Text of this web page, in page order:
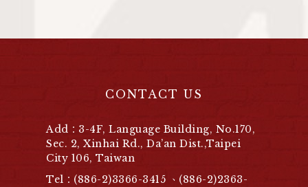
CONTACT US
Add：3-4F, Language Building, No.170,
Sec. 2, Xinhai Rd., Da’an Dist.,Taipei
City 106, Taiwan
Tel：(886-2)3366-3415 、(886-2)2363-